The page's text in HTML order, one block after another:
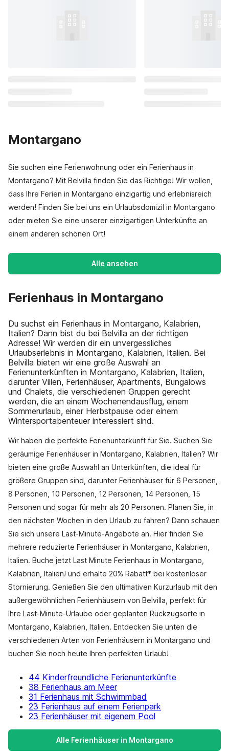
Montargano
Sie suchen eine Ferienwohnung oder ein Ferienhaus in
Montargano? Mit Belvilla finden Sie das Richtige! Wir wollen,
dass Ihre Ferien in Montargano einzigartig und erlebnisreich
werden! Finden Sie bei uns ein Urlaubsdomizil in Montargano
oder mieten Sie eine unserer einzigartigen Unterkünfte an
einem anderen schönen Ort!
Alle ansehen
Ferienhaus in Montargano
Du suchst ein Ferienhaus in Montargano, Kalabrien,
Italien? Dann bist du bei Belvilla an der richtigen
Adresse! Wir werden dir ein unvergessliches
Urlaubserlebnis in Montargano, Kalabrien, Italien. Bei
Belvilla bieten wir eine große Auswahl an
Ferienunterkünften in Montargano, Kalabrien, Italien,
darunter Villen, Ferienhäuser, Apartments, Bungalows
und Chalets, die verschiedenen Gruppen gerecht
werden, die an einem Wochenendausflug, einem
Sommerurlaub, einer Herbstpause oder einem
Wintersportabenteuer interessiert sind.
Wir haben die perfekte Ferienunterkunft für Sie. Suchen Sie
geräumige Ferienhäuser in Montargano, Kalabrien, Italien? Wir
bieten eine große Auswahl an Unterkünften, die ideal für
größere Gruppen sind, darunter Ferienhäuser für 6 Personen,
8 Personen, 10 Personen, 12 Personen, 14 Personen, 15
Personen und sogar für mehr als 20 Personen. Planen Sie, in
den nächsten Wochen in den Urlaub zu fahren? Dann schauen
Sie sich unsere Last-Minute-Angebote an. Hier finden Sie
mehrere reduzierte Ferienhäuser in Montargano, Kalabrien,
Italien. Buche jetzt Last Minute Ferienhaus in Montargano,
Kalabrien, Italien! und erhalte 20% Rabatt* bei kostenloser
Stornierung. Genießen Sie den ultimativen Kurzurlaub mit den
außergewöhnlichen Ferienhäusern von Belvilla, perfekt für
Ihre Last-Minute-Urlaube oder geplanten Rückzugsorte in
Montargano, Kalabrien, Italien. Entdecken Sie unten die
verschiedenen Arten von Ferienhäusern in Montargano und
buchen Sie noch heute Ihren perfekten Urlaub!
44 Kinderfreundliche Ferienunterkünfte
38 Ferienhaus am Meer
31 Ferienhaus mit Schwimmbad
23 Ferienhaus auf einem Ferienpark
23 Ferienhäuser mit eigenem Pool
Alle Ferienhäuser in Montargano